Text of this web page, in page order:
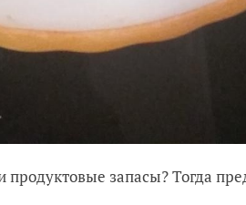
запасы? Тогда